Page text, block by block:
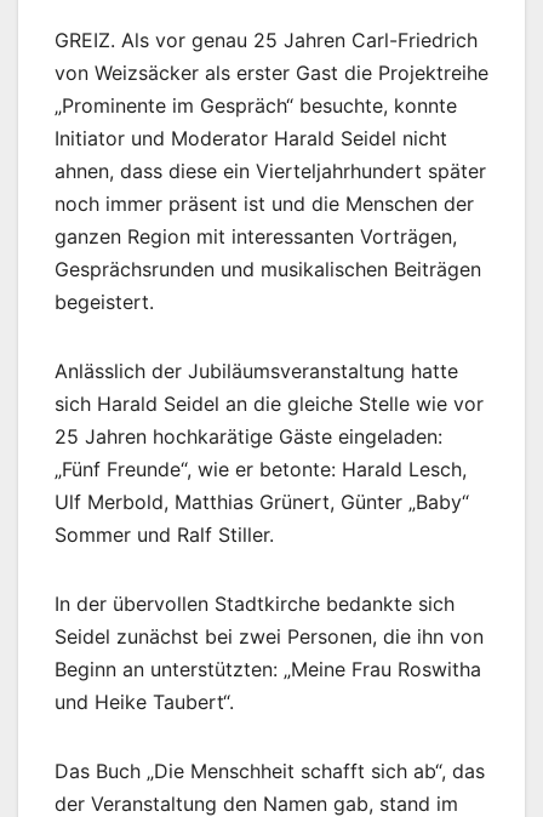
GREIZ. Als vor genau 25 Jahren Carl-Friedrich
von Weizsäcker als erster Gast die Projektreihe
„Prominente im Gespräch“ besuchte, konnte
Initiator und Moderator Harald Seidel nicht
ahnen, dass diese ein Vierteljahrhundert später
noch immer präsent ist und die Menschen der
ganzen Region mit interessanten Vorträgen,
Gesprächsrunden und musikalischen Beiträgen
begeistert.
Anlässlich der Jubiläumsveranstaltung hatte
sich Harald Seidel an die gleiche Stelle wie vor
25 Jahren hochkarätige Gäste eingeladen:
„Fünf Freunde“, wie er betonte: Harald Lesch,
Ulf Merbold, Matthias Grünert, Günter „Baby“
Sommer und Ralf Stiller.
In der übervollen Stadtkirche bedankte sich
Seidel zunächst bei zwei Personen, die ihn von
Beginn an unterstützten: „Meine Frau Roswitha
und Heike Taubert“.
Das Buch „Die Menschheit schafft sich ab“, das
der Veranstaltung den Namen gab, stand im